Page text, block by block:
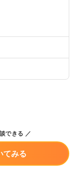
できる
てみる